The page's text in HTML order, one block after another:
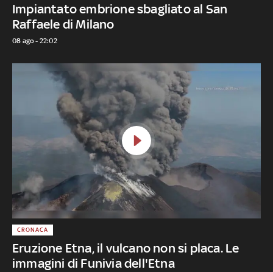
Impiantato embrione sbagliato al San
Raffaele di Milano
08 ago - 22:02
Eruzione Etna, il vulcano non si placa. Le
immagini di Funivia dell'Etna
CRONACA